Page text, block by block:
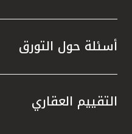
أسئلة حول التورق
التقييم العقاري